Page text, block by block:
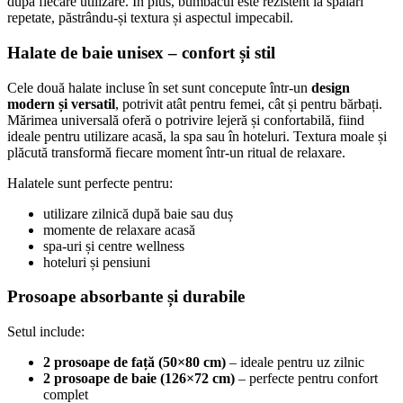
repetate, păstrându-și textura și aspectul impecabil.
Halate de baie unisex – confort și stil
Cele două halate incluse în set sunt concepute într-un design
modern și versatil, potrivit atât pentru femei, cât și pentru bărbați.
Mărimea universală oferă o potrivire lejeră și confortabilă, fiind
ideale pentru utilizare acasă, la spa sau în hoteluri. Textura moale și
plăcută transformă fiecare moment într-un ritual de relaxare.
Halatele sunt perfecte pentru:
utilizare zilnică după baie sau duș
momente de relaxare acasă
spa-uri și centre wellness
hoteluri și pensiuni
Prosoape absorbante și durabile
Setul include:
2 prosoape de față (50×80 cm) – ideale pentru uz zilnic
2 prosoape de baie (126×72 cm) – perfecte pentru confort
complet